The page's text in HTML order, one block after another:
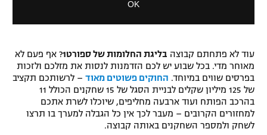
לוח דרושים – ג'ובנט
תגיות
המגזין
w
i
n
d
o
w
.
OK
a
l
o
g
עוד לא פתחתם קבוצה בליגת החלומות של ספורט1 ? אף פעם לא
מאוחר מדי. בכל שבוע יש לכם הזדמנות לנסות את מזלכם ולזכות
בפרסים שווים במיוחד. החוקים פשוטים מאוד – לרשותכם תקציב
של 125 מיליון שקלים לבניית הסגל של 15 שחקנים הכולל 11
בהרכב הפותח ועוד ארבעה מחליפים, שיוכלו לשרת אתכם
למחזורים הקרובים – מעבר לכך אין כל הגבלה למערך בו תרצו
לשחק ולמספר השחקנים באותה קבוצה.